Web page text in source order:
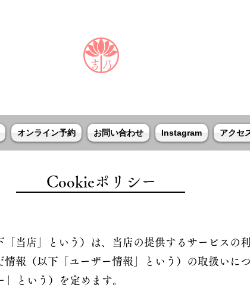
オンライン予約 お問い合わせ Instagram アクセ
Cookieポリシー
当店」という）は、当店の提供するサービスの
報（以下「ユーザー情報」という）の取扱いに
という）を定めます。